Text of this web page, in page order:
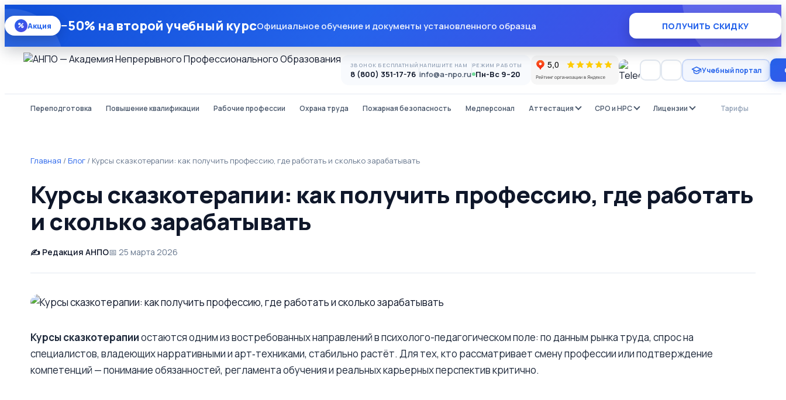
% Акция −50% на второй учебный курсОфициальное обучение и документы установленного образца ПОЛУЧИТЬ СКИДКУ
ЗВОНОК БЕСПЛАТНЫЙ
8 (800) 351-17-76
НАПИШИТЕ НАМ
info@a-npo.ru
РЕЖИМ РАБОТЫ
Пн-Вс 9–20 Учебный портал
Переподготовка Повышение квалификации Рабочие профессии Охрана труда Пожарная безопасность Медперсонал Аттестация СРО и НРС Лицензии Тарифы
Главная / Блог / Курсы сказкотерапии: как получить профессию, где работать и сколько зарабатывать
Курсы сказкотерапии: как получить профессию, где работать
и сколько зарабатывать
Редакция АНПО 25 марта 2026
Курсы сказкотерапииостаются одним из востребованных направлений в психолого-педагогическом поле: по данным рынка труда, спрос на
специалистов, владеющих нарративными и арт‑техниками, стабильно растёт. Для тех, кто рассматривает смену профессии или подтверждение
компетенций — понимание обязанностей, регламента обучения и реальных карьерных перспектив критично.